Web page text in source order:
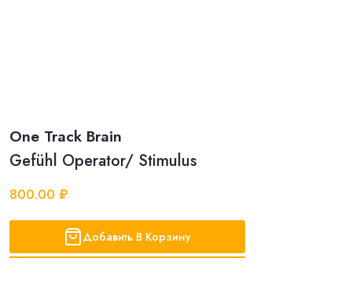
One Track Brain
Gefühl Operator/ Stimulus
800.00 ₽
Добавить В Корзину